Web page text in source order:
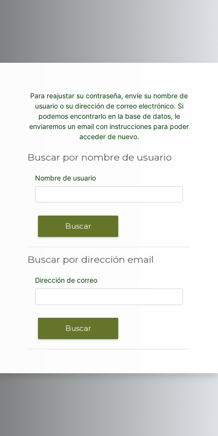
Para reajustar su contraseña, envíe su nombre de
usuario o su dirección de correo electrónico. Si
podemos encontrarlo en la base de datos, le
enviaremos un email con instrucciones para poder
acceder de nuevo.
Buscar por nombre de usuario
Buscar por nombre de usuario
Nombre de usuario
Buscar por dirección email
Buscar por dirección email
Dirección de correo